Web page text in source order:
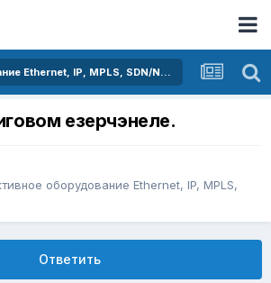
Активное оборудование Ethernet, IP, MPLS, SDN/NFV...
езерчэнеле.
оборудование Ethernet, IP, MPLS,
Ответить